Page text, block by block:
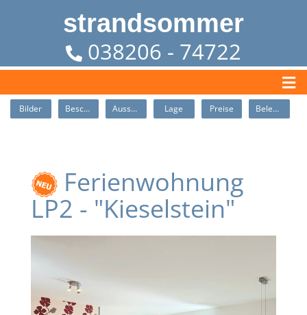
strandsommer
038206 - 74722
Bilder Beschreibung Ausstattung Lage Preise Belegung
Ferienwohnung
LP2 - "Kieselstein"